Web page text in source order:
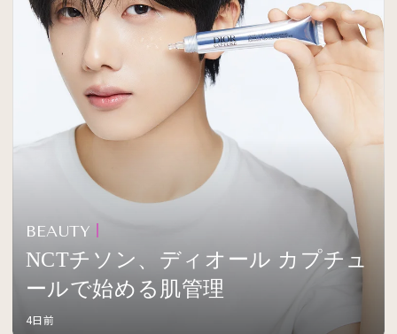
BEAUTY
NCTチソン、ディオール カプチュ
ールで始める肌管理
4日前